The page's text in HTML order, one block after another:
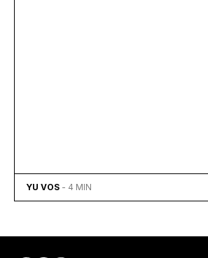
YU VOS - 4 MIN